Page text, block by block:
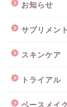
お知らせ
サプリメン
スキンケア
トライアル
ベースメイク